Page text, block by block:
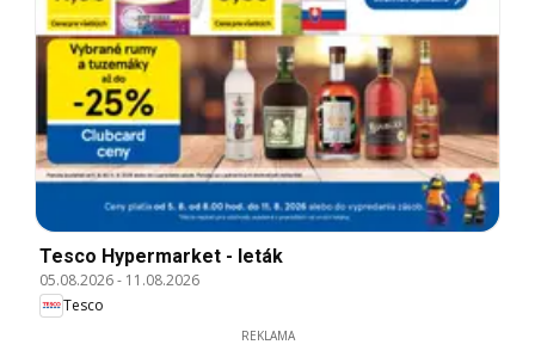
Tesco Hypermarket - leták
05.08.2026- 11.08.2026
Tesco
REKLAMA